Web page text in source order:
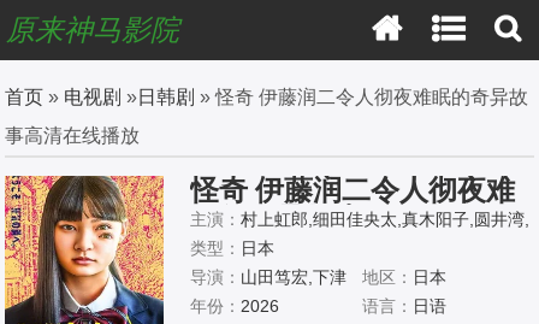
原来神马影院
首页 » 电视剧 »日韩剧 » 怪奇 伊藤润二令人彻夜难眠的奇异故
事高清在线播放
怪奇 伊藤润二令人彻夜难
眠的奇异故事
主演：村上虹郎,细田佳央太,真木阳子,圆井湾,
坂元爱登,石原良纯,杉田雷麟,中村里帆,樋口日
奈,山崎七海,齐藤渚,斋藤润,恒松祐里
类型： 日本
导演： 山田笃宏,下津
优太,近藤亮太
地区： 日本
年份： 2026 语言： 日语